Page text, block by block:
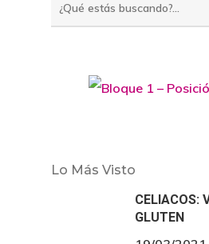
Lo Más Visto
CELIACOS:
GLUTEN